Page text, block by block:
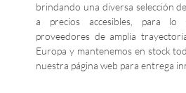
brindando una diversa selección
a precios accesibles, para lo
proveedores de amplia
Europa y mantenemos en stock
nuestra página web para entrega